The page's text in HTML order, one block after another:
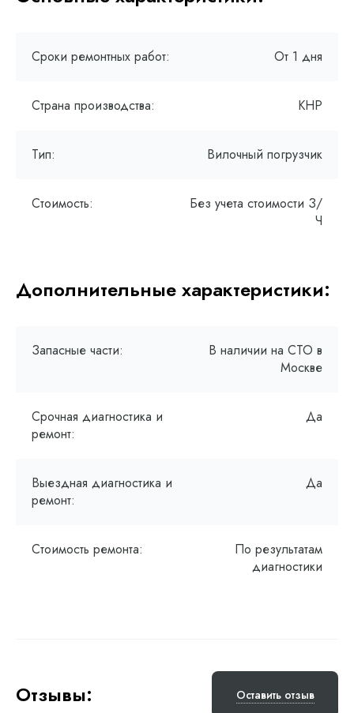
Сроки ремонтных работ: От 1 дня
Страна производства: КНР
Тип: Вилочный погрузчик
Стоимость:
Без учета стоимости З/
Ч
Дополнительные характеристики:
Запасные части:
В наличии на СТО в
Москве
Срочная диагностика и
ремонт:
Да
Выездная диагностика и
ремонт:
Да
Стоимость ремонта:
По результатам
диагностики
Отзывы: Оставить отзыв